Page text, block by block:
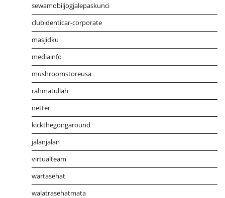
sewamobiljogjalepaskunci
clubidenticar-corporate
masjidku
mediainfo
mushroomstoreusa
rahmatullah
netter
kickthegongaround
jalanjalan
virtualteam
wartasehat
walatrasehatmata